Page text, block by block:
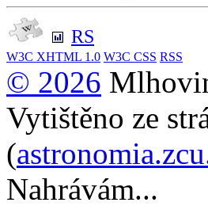
RS
W3C XHTML 1.0 W3C CSS RSS
© 2026
Vytištěno ze
(
Nahrávám...